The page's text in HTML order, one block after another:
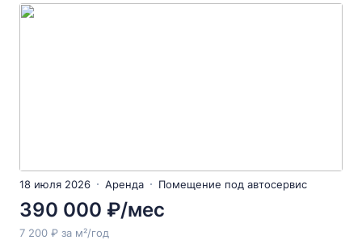
18 июля 2026 Аренда Помещение под автосервис
390 000 ₽/мес
7 200 ₽ за м²/год